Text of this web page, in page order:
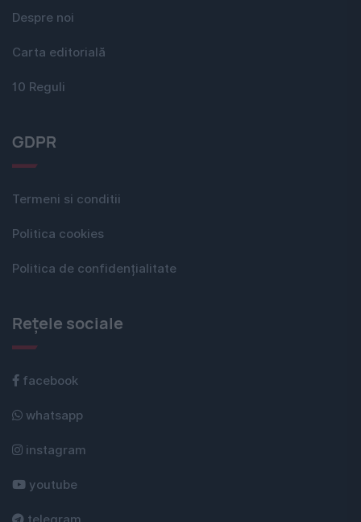
Despre noi
Carta editorială
10 Reguli
GDPR
Termeni si conditii
Politica cookies
Politica de confidențialitate
Rețele sociale
facebook
whatsapp
instagram
youtube